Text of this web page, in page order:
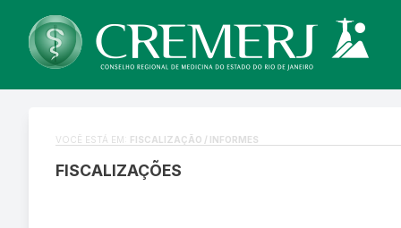
VOCÊ ESTÁ EM: FISCALIZAÇÃO / INFORMES
FISCALIZAÇÕES